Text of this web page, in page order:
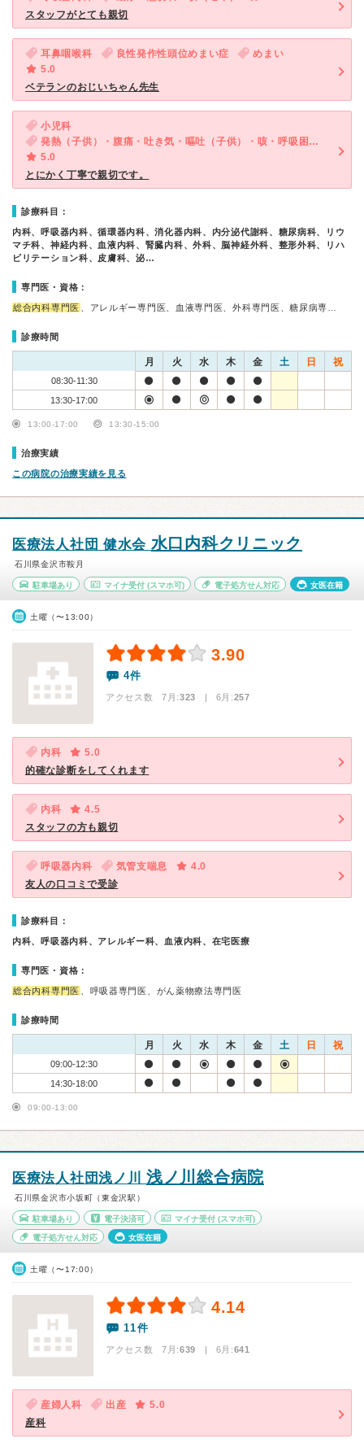
スタッフがとても親切
耳鼻咽喉科 良性発作性頭位めまい症
めまい
5.0
ベテランのおじいちゃん先生
小児科
発熱（子供）・腹痛・吐き気・嘔吐（子供）・咳・呼吸困難（子供）・下痢（子供）
5.0
とにかく丁寧で親切です。
診療科目：
内科、呼吸器内科、循環器内科、消化器内科、内分泌代謝科、糖尿病科、リウ
マチ科、神経内科、血液内科、腎臓内科、外科、脳神経外科、整形外科、リハ
ビリテーション科、皮膚科、泌…
専門医・資格：
総合内科専門医 、アレルギー専門医、血液専門医、外科専門医、糖尿病専…
診療時間
月 火 水 木 金 土 日 祝
08:30-11:30
13:30-17:00
13:00-17:00 13:30-15:00
治療実績
この病院の治療実績を見る
医療法人社団 健水会 水口内科クリニック
石川県金沢市鞍月
駐車場あり マイナ受付(スマホ可) 電子処方せん対応 女医在籍
土曜（〜13:00）
3.90
4件
アクセス数 7月:323 | 6月:257
内科
5.0
的確な診断をしてくれます
内科
4.5
スタッフの方も親切
呼吸器内科 気管支喘息
4.0
友人の口コミで受診
診療科目：
内科、呼吸器内科、アレルギー科、血液内科、在宅医療
専門医・資格：
総合内科専門医 、呼吸器専門医、がん薬物療法専門医
診療時間
月 火 水 木 金 土 日 祝
09:00-12:30
14:30-18:00
09:00-13:00
医療法人社団浅ノ川 浅ノ川総合病院
石川県金沢市小坂町（東金沢駅）
駐車場あり 電子決済可 マイナ受付 (スマホ可)
電子処方せん対応 女医在籍
土曜（〜17:00）
4.14
11件
アクセス数 7月:639 | 6月:641
産婦人科 出産
5.0
産科